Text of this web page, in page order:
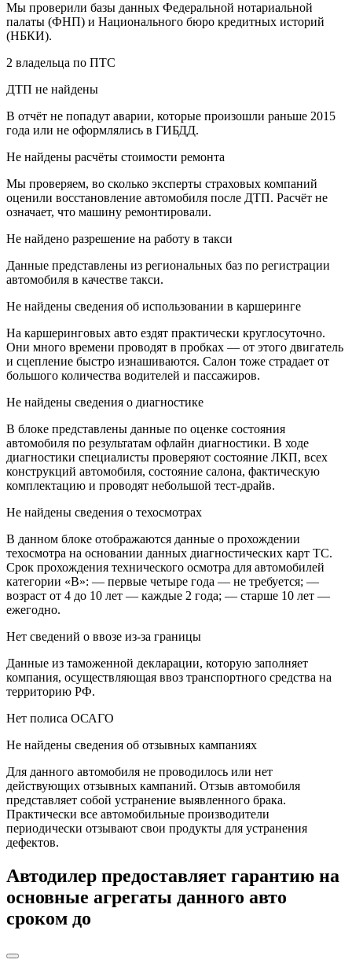
Мы проверили базы данных Федеральной нотариальной
палаты (ФНП) и Национального бюро кредитных историй
(НБКИ).
2 владельца по ПТС
ДТП не найдены
В отчёт не попадут аварии, которые произошли раньше 2015
года или не оформлялись в ГИБДД.
Не найдены расчёты стоимости ремонта
Мы проверяем, во сколько эксперты страховых компаний
оценили восстановление автомобиля после ДТП. Расчёт не
означает, что машину ремонтировали.
Не найдено разрешение на работу в такси
Данные представлены из региональных баз по регистрации
автомобиля в качестве такси.
Не найдены сведения об использовании в каршеринге
На каршеринговых авто ездят практически круглосуточно.
Они много времени проводят в пробках — от этого двигатель
и сцепление быстро изнашиваются. Салон тоже страдает от
большого количества водителей и пассажиров.
Не найдены сведения о диагностике
В блоке представлены данные по оценке состояния
автомобиля по результатам офлайн диагностики. В ходе
диагностики специалисты проверяют состояние ЛКП, всех
конструкций автомобиля, состояние салона, фактическую
комплектацию и проводят небольшой тест-драйв.
Не найдены сведения о техосмотрах
В данном блоке отображаются данные о прохождении
техосмотра на основании данных диагностических карт ТС.
Срок прохождения технического осмотра для автомобилей
категории «B»: — первые четыре года — не требуется; —
возраст от 4 до 10 лет — каждые 2 года; — старше 10 лет —
ежегодно.
Нет сведений о ввозе из-за границы
Данные из таможенной декларации, которую заполняет
компания, осуществляющая ввоз транспортного средства на
территорию РФ.
Нет полиса ОСАГО
Не найдены сведения об отзывных кампаниях
Для данного автомобиля не проводилось или нет
действующих отзывных кампаний. Отзыв автомобиля
представляет собой устранение выявленного брака.
Практически все автомобильные производители
периодически отзывают свои продукты для устранения
дефектов.
Автодилер предоставляет гарантию на
основные агрегаты данного авто
сроком до